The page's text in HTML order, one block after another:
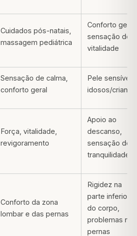
Cuidados pós-natais,
massagem pediátrica
Conforto geral,
sensação de
vitalidade
Sensação de calma,
conforto geral
Pele sensível,
idosos/
Força, vitalidade,
revigoramento
Apoio ao
descanso,
sensação de
tranquilidade
Conforto da zona
lombar e das pernas
Rigidez na
parte inferior
do corpo,
problemas nas
pernas